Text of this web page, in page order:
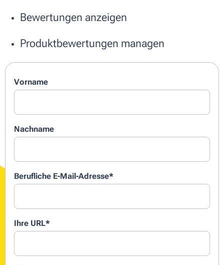
Bewertungen anzeigen
Produktbewertungen managen
Vorname
Nachname
Berufliche E-Mail-Adresse*
Ihre URL*